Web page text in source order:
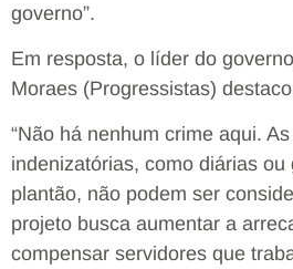
governo”.
Em resposta, o líder do
Moraes (Progressistas)
“Não há nenhum crime aqui.
indenizatórias, como diárias ou
plantão, não podem ser
projeto busca aumentar a
compensar servidores que